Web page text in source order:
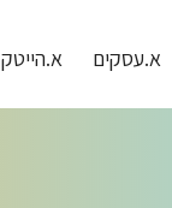
א.עסקים א.הייטק